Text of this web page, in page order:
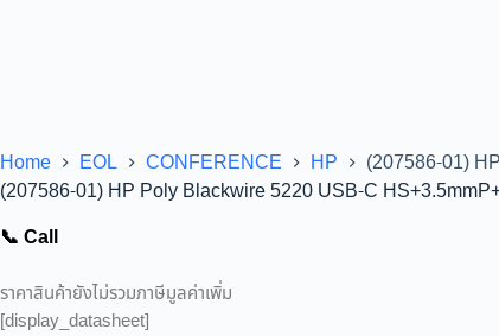
Home EOL CONFERENCE HP
(207586-01)
(207586-01) HP Poly Blackwire 5220 USB-C
📞 Call
ราคาสินค้ายังไม่รวมภาษีมูลค่าเพิ่ม
[display_datasheet]